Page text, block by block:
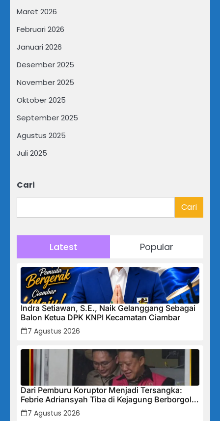
Maret 2026
Februari 2026
Januari 2026
Desember 2025
November 2025
Oktober 2025
September 2025
Agustus 2025
Juli 2025
Cari
Cari
Latest Popular
Indra Setiawan, S.E., Naik Gelanggang Sebagai
Balon Ketua DPK KNPI Kecamatan Ciambar
7 Agustus 2026
Dari Pemburu Koruptor Menjadi Tersangka:
Febrie Adriansyah Tiba di Kejagung Berborgol,
Bawa Map Biru dan Senyum Penuh Teka-teki
7 Agustus 2026